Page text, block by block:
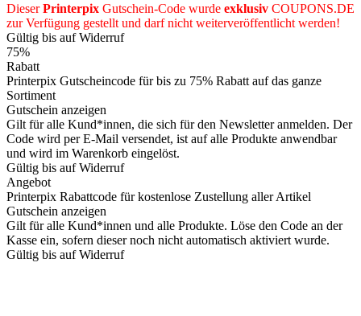
DieserPrinterpix Gutschein-Code wurde exklusiv COUPONS.DE
zur Verfügung gestellt und darf nicht weiterveröffentlicht werden!
Gültig bis auf Widerruf
75%
Rabatt
Printerpix Gutscheincode für bis zu 75% Rabatt auf das ganze
Sortiment
Gutschein anzeigen
Gilt für alle Kund*innen, die sich für den Newsletter anmelden. Der
Code wird per E-Mail versendet, ist auf alle Produkte anwendbar
und wird im Warenkorb eingelöst.
Gültig bis auf Widerruf
Angebot
Printerpix Rabattcode für kostenlose Zustellung aller Artikel
Gutschein anzeigen
Gilt für alle Kund*innen und alle Produkte. Löse den Code an der
Kasse ein, sofern dieser noch nicht automatisch aktiviert wurde.
Gültig bis auf Widerruf